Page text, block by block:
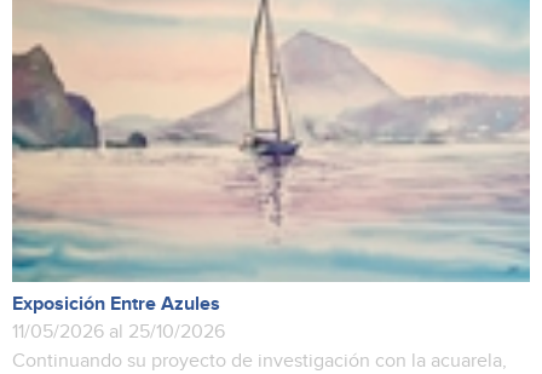
Exposición Entre Azules
11/05/2026 al 25/10/2026
Continuando su proyecto de investigación con la acuarela,